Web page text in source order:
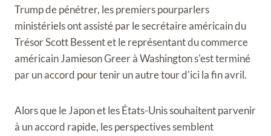
Trump de pénétrer, les premiers pourparlers
ministériels ont assisté par le secrétaire américain du
Trésor Scott Bessent et le représentant du commerce
américain Jamieson Greer à Washington s'est terminé
par un accord pour tenir un autre tour d'ici la fin avril.
Alors que le Japon et les États-Unis souhaitent parvenir
à un accord rapide, les perspectives semblent